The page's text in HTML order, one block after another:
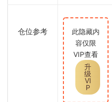
仓位参考
此隐藏内
容仅限
VIP查看
升
级
VI
P